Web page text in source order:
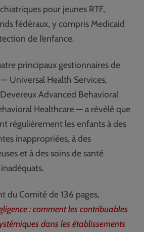
pour jeunes RTF,
fédéraux, y compris Medicaid
de l’enfance.
principaux gestionnaires de
Universal Health Services,
Advanced Behavioral
Healthcare — a révélé que
régulièrement les enfants à des
inappropriées, à des
et à des soins de santé
du Comité de 136 pages,
: comment les contribuables
dans les établissements